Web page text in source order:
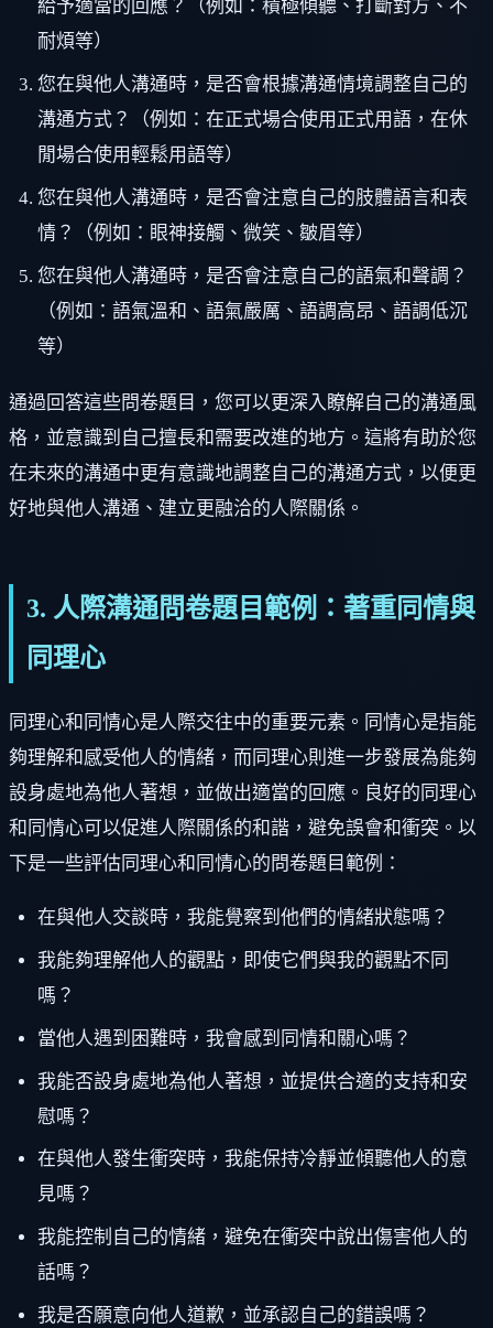
給予適當的回應？（例如：積極傾聽、打斷對方、不
耐煩等）
您在與他人溝通時，是否會根據溝通情境調整自己的
溝通方式？（例如：在正式場合使用正式用語，在休
閒場合使用輕鬆用語等）
您在與他人溝通時，是否會注意自己的肢體語言和表
情？（例如：眼神接觸、微笑、皺眉等）
您在與他人溝通時，是否會注意自己的語氣和聲調？
（例如：語氣溫和、語氣嚴厲、語調高昂、語調低沉
等）
通過回答這些問卷題目，您可以更深入瞭解自己的溝通風
格，並意識到自己擅長和需要改進的地方。這將有助於您
在未來的溝通中更有意識地調整自己的溝通方式，以便更
好地與他人溝通、建立更融洽的人際關係。
3. 人際溝通問卷題目範例：著重同情與
同理心
同理心和同情心是人際交往中的重要元素。同情心是指能
夠理解和感受他人的情緒，而同理心則進一步發展為能夠
設身處地為他人著想，並做出適當的回應。良好的同理心
和同情心可以促進人際關係的和諧，避免誤會和衝突。以
下是一些評估同理心和同情心的問卷題目範例：
在與他人交談時，我能覺察到他們的情緒狀態嗎？
我能夠理解他人的觀點，即使它們與我的觀點不同
嗎？
當他人遇到困難時，我會感到同情和關心嗎？
我能否設身處地為他人著想，並提供合適的支持和安
慰嗎？
在與他人發生衝突時，我能保持冷靜並傾聽他人的意
見嗎？
我能控制自己的情緒，避免在衝突中說出傷害他人的
話嗎？
我是否願意向他人道歉，並承認自己的錯誤嗎？